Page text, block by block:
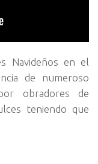
Navideños en el
de numeroso
obradores de
teniendo que